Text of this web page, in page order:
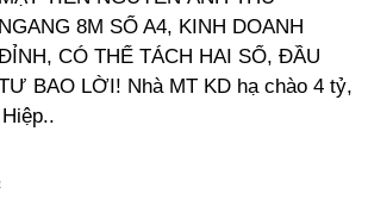
NGANG 8M SỔ A4, KINH DOANH
CÓ THỂ TÁCH HAI SỔ, ĐẦU
BAO LỜI! Nhà MT KD hạ chào 4 tỷ,